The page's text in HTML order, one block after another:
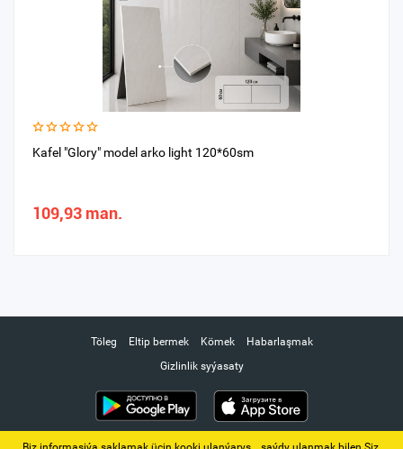
Kafel "Glory" model arko light 120*60sm
109,93 man.
Töleg Eltip bermek Kömek
Habarlaşmak
Gizlinlik syýasaty